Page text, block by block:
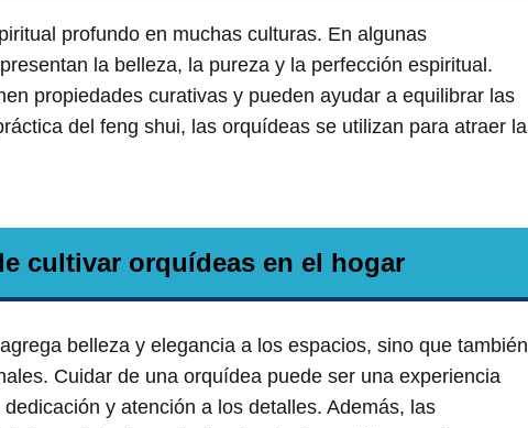
profundo en muchas culturas. En algunas
la belleza, la pureza y la perfección espiritual.
propiedades curativas y pueden ayudar a equilibrar las
del feng shui, las orquídeas se utilizan para atraer la
cultivar orquídeas en el hogar
belleza y elegancia a los espacios, sino que también
Cuidar de una orquídea puede ser una experiencia
y atención a los detalles. Además, las